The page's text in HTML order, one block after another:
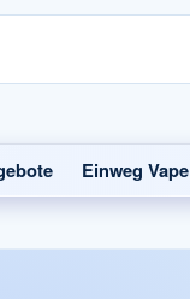
Einweg Vape